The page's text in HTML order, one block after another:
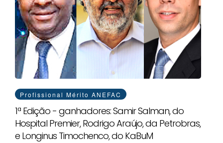
Profissional Mérito ANEFAC
1ª Edição - ganhadores: Samir Salman, do
Hospital Premier, Rodrigo Araújo, da Petrobras,
e Longinus Timochenco, do KaBuM